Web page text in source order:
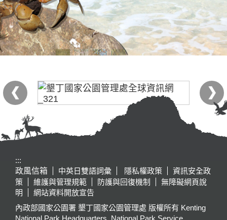
:::
政風信箱
中英日雙語詞彙 隱私權政策
資訊安全政
策
維護與管理規範 防護與回復機制
無障礙網頁說
明
網站資料開放宣告
內政部國家公園署 墾丁國家公園管理處 版權所有 Kenting
National Park Headquarters, National Park Service,